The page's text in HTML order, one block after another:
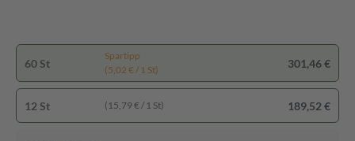
60 St
Spartipp
(5,02 € / 1 St)
301,46 €
12 St (15,79 € / 1 St) 189,52 €